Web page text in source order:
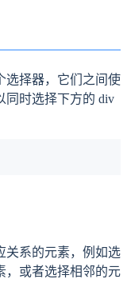
选择器，它们之间使
同时选择下方的 div
关系的元素，例如选
，或者选择相邻的元